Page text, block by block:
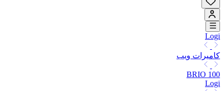
Logi
كاميرات ويب
BRIO 100
Logi